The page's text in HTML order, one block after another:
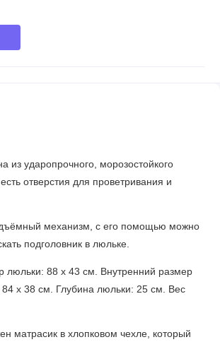
из ударопрочного, морозостойкого
отверстия для проветривания и
механизм, с его помощью можно
подголовник в люльке.
люльки: 88 х 43 см. Внутренний размер
84 х 38 см. Глубина люльки: 25 см. Вес
матрасик в хлопковом чехле, который